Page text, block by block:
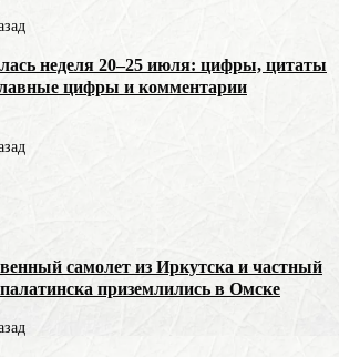
неделя 20–25 июля: цифры, цитаты
цифры и комментарии
самолет из Иркутска и частный
приземлились в Омске